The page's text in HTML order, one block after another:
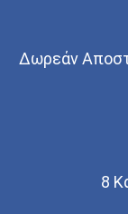
Δωρεάν
8